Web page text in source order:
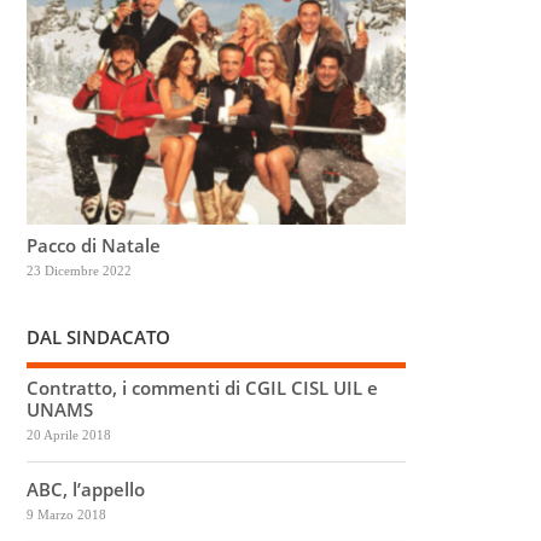
Pacco di Natale
23 Dicembre 2022
DAL SINDACATO
Contratto, i commenti di CGIL CISL UIL e
UNAMS
20 Aprile 2018
ABC, l’appello
9 Marzo 2018